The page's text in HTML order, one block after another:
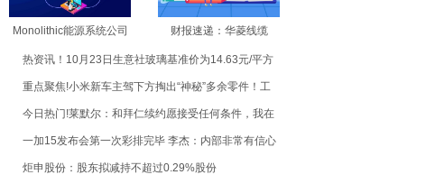
Monolithic能源系统公司
高
财报速递：华菱线缆
9216.30万元
热资讯！10月23日生意社玻璃基准价为14.63元/平方
米
重点聚焦!小米新车主驾下方掏出“神秘”多余零件！工
作人员一片沉默 细思恐极
今日热门!莱默尔：和拜仁续约愿接受任何条件，我在
这里感觉很舒服
一加15发布会第一次彩排完毕 李杰：内部非常有信心
炬申股份：股东拟减持不超过0.29%股份